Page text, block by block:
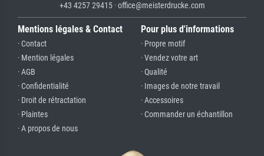
+43 4257 29415 · office@meisterdrucke.com
Mentions légales & Contact
· Contact
· Mention légales
· AGB
· Confidentialité
· Droit de rétractation
· Plaintes
· A propos de nous
Pour plus d'informations
· Propre motif
· Vendez votre art
· Qualité
· Images de notre travail
· Accessoires
· Commander un échantillon